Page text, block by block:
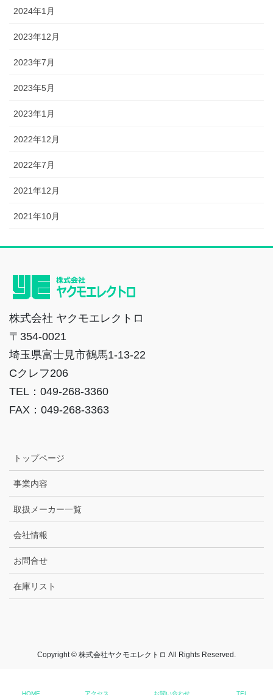
2024年1月
2023年12月
2023年7月
2023年5月
2023年1月
2022年12月
2022年7月
2021年12月
2021年10月
株式会社 ヤクモエレクトロ
〒354-0021
埼玉県富士見市鶴馬1-13-22
Cクレフ206
TEL：049-268-3360
FAX：049-268-3363
トップページ
事業内容
取扱メーカー一覧
会社情報
お問合せ
在庫リスト
Copyright © 株式会社ヤクモエレクトロ All Rights Reserved.
HOME アクセス お問い合わせ TEL